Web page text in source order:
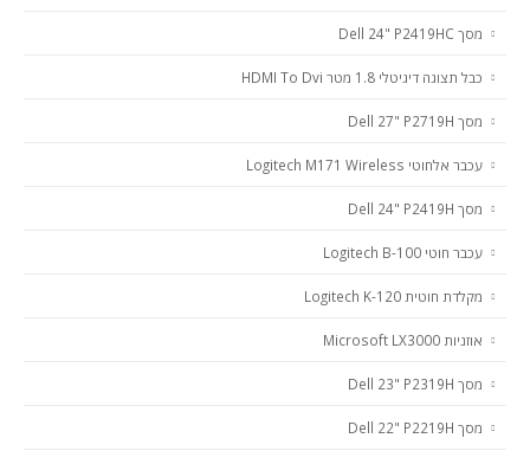
מסך Dell 24" P2419HC
כבל תצוגה דיגיטלי 1.8 מטר HDMI To Dvi
מסך Dell 27" P2719H
‏עכבר אלחוטי Logitech M171 Wireless
מסך Dell 24" P2419H
עכבר חוטי Logitech B-100
מקלדת חוטית Logitech K-120
אוזניות Microsoft LX3000
מסך Dell 23" P2319H
מסך Dell 22" P2219H